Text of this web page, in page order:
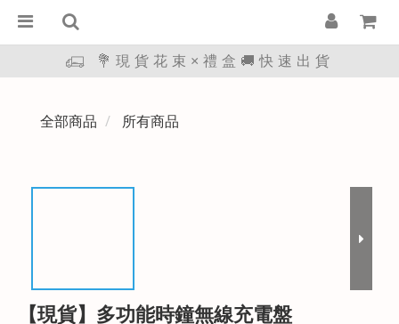
💐現貨花束×禮盒🚚快速出貨
全部商品 所有商品
【現貨】多功能時鐘無線充電盤